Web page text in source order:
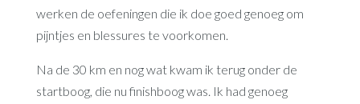
werken de oefeningen die ik doe goed genoeg om
pijntjes en blessures te voorkomen.
Na de 30 km en nog wat kwam ik terug onder de
startboog, die nu finishboog was. Ik had genoeg